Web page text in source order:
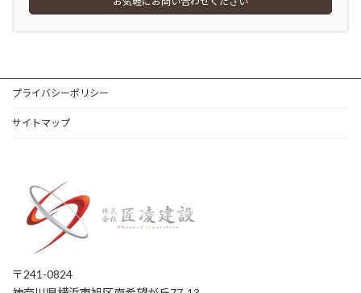
プライバシーポリシー
サイトマップ
〒241-0824